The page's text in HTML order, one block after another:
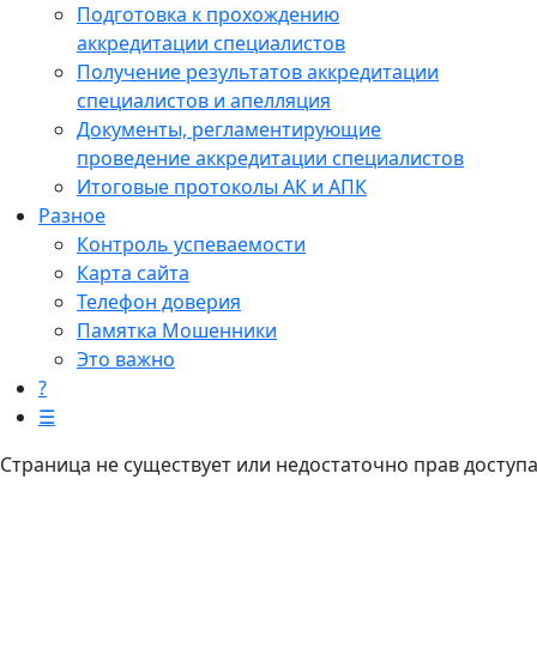
Подготовка к прохождению
аккредитации специалистов
Получение результатов аккредитации
специалистов и апелляция
Документы, регламентирующие
проведение аккредитации специалистов
Итоговые протоколы АК и АПК
Разное
Контроль успеваемости
Карта сайта
Телефон доверия
Памятка Мошенники
Это важно
?
☰
Страница не существует или недостаточно прав доступа